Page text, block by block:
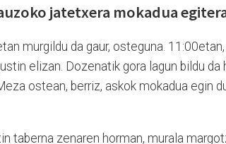
jatetxera mokadua
murgildu da gaur, osteguna.
elizan. Dozenatik gora lagun bildu da
ostean, berriz, askok mokadua egin
taberna zenaren horman, murala